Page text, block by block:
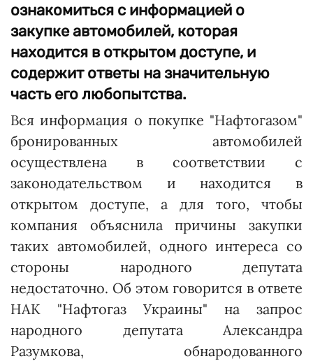
ознакомиться с информацией о
закупке автомобилей, которая
находится в открытом доступе, и
содержит ответы на значительную
часть его любопытства.
Вся информация о покупке "Нафтогазом"
бронированных автомобилей
осуществлена в соответствии с
законодательством и находится в
открытом доступе, а для того, чтобы
компания объяснила причины закупки
таких автомобилей, одного интереса со
стороны народного депутата
недостаточно. Об этом говорится в ответе
НАК "Нафтогаз Украины" на запрос
народного депутата Александра
Разумкова, обнародованного